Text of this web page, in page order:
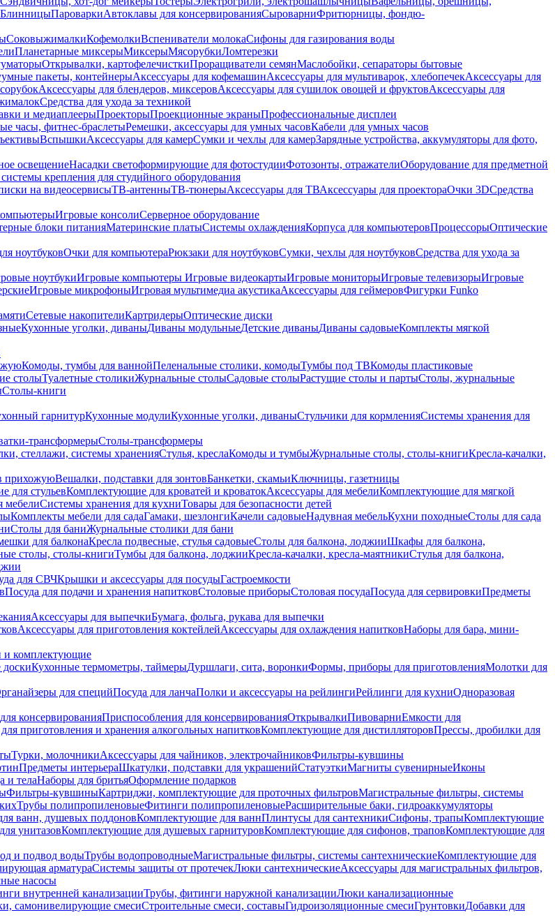
БлинницыПароваркиАвтоклавы для консервированияСыроварниФритюрницы, фондю-
СоковыжималкиКофемолкиВспениватели молокаСифоны для газирования воды
Планетарные миксерыМиксерыМясорубкиЛомтерезки
Открывалки, картофелечисткиПроращиватели семянМаслобойки, сепараторы бытовые
пакеты, контейнерыАксессуары для кофемашинАксессуары для мультиварок, хлебопечекАксессуары для
Аксессуары для блендеров, миксеровАксессуары для сушилок овощей и фруктовАксессуары для
Средства для ухода за техникой
и медиаплеерыПроекторыПроекционные экраныПрофессиональные дисплеи
часы, фитнес-браслетыРемешки, аксессуары для умных часовКабели для умных часов
ВспышкиАксессуары для камерСумки и чехлы для камерЗарядные устройства, аккумуляторы для фото,
освещениеНасадки светоформирующие для фотостудииФотозонты, отражателиОборудование для предметной
крепления для студийного оборудования
на видеосервисыТВ-антенныТВ-тюнерыАксессуары для ТВАксессуары для проектораОчки 3DСредства
Игровые консолиСерверное оборудование
блоки питанияМатеринские платыСистемы охлажденияКорпуса для компьютеровПроцессорыОптические
ноутбуковОчки для компьютераРюкзаки для ноутбуковСумки, чехлы для ноутбуковСредства для ухода за
ноутбукиИгровые компьютеры Игровые видеокартыИгровые мониторыИгровые телевизорыИгровые
Игровые микрофоныИгровая мультимедиа акустикаАксессуары для геймеровФигурки Funko
Сетевые накопителиКартридерыОптические диски
Кухонные уголки, диваныДиваны модульныеДетские диваныДиваны садовыеКомплекты мягкой
Комоды, тумбы для ваннойПеленальные столики, комодыТумбы под ТВКомоды пластиковые
столыТуалетные столикиЖурнальные столыСадовые столыРастущие столы и партыСтолы, журнальные
Столы-книги
гарнитурКухонные модулиКухонные уголки, диваныСтульчики для кормленияСистемы хранения для
трансформерыСтолы-трансформеры
стеллажи, системы храненияСтулья, креслаКомоды и тумбыЖурнальные столы, столы-книгиКресла-качалки,
прихожуюВешалки, подставки для зонтовБанкетки, скамьиКлючницы, газетницы
для стульевКомплектующие для кроватей и кроватокАксессуары для мебелиКомплектующие для мягкой
мебелиСистемы хранения для кухниТовары для безопасности детей
Комплекты мебели для садаГамаки, шезлонгиКачели садовыеНадувная мебельКухни походныеСтолы для сада
Столы для баниЖурнальные столики для бани
для балконаКресла подвесные, стулья садовыеСтолы для балкона, лоджииШкафы для балкона,
столы, столы-книгиТумбы для балкона, лоджииКресла-качалки, кресла-маятникиСтулья для балкона,
для СВЧКрышки и аксессуары для посудыГастроемкости
Посуда для подачи и хранения напитковСтоловые приборыСтоловая посудаПосуда для сервировкиПредметы
Аксессуары для выпечкиБумага, фольга, рукава для выпечки
Аксессуары для приготовления коктейлейАксессуары для охлаждения напитковНаборы для бара, мини-
и комплектующие
доскиКухонные термометры, таймерыДуршлаги, сита, воронкиФормы, приборы для приготовленияМолотки для
для специйПосуда для ланчаПолки и аксессуары на рейлингиРейлинги для кухниОдноразовая
консервированияПриспособления для консервированияОткрывалкиПивоварниЕмкости для
приготовления и хранения алкогольных напитковКомплектующие для дистилляторовПрессы, дробилки для
Турки, молочникиАксессуары для чайников, электрочайниковФильтры-кувшины
Предметы интерьераШкатулки, подставки для украшенийСтатуэткиМагниты сувенирныеИконы
и телаНаборы для бритьяОформление подарков
Фильтры-кувшиныКартриджи, комплектующие для проточных фильтровМагистральные фильтры, системы
Трубы полипропиленовыеФитинги полипропиленовыеРасширительные баки, гидроаккумуляторы
ванн, душевых поддоновКомплектующие для ваннПлинтусы для сантехникиСифоны, трапыКомплектующие
унитазовКомплектующие для душевых гарнитуровКомплектующие для сифонов, траповКомплектующие для
и подвод водыТрубы водопроводныеМагистральные фильтры, системы сантехническиеКомплектующие для
арматураСистемы защиты от протечекЛюки сантехническиеАксессуары для магистральных фильтров,
насосы
внутренней канализацииТрубы, фитинги наружной канализацииЛюки канализационные
самонивелирующие смесиСтроительные смеси, составыГидроизоляционные смесиГрунтовкиДобавки для